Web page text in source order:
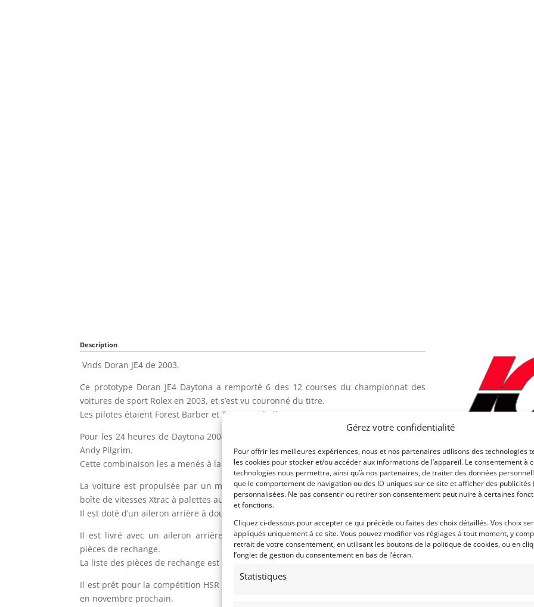
Gérez votre confidentialité
Pour offrir les meilleures expériences, nous et nos partenaires utilisons des technologies
les cookies pour stocker et/ou accéder aux informations de l’appareil. Le consentement à
technologies nous permettra, ainsi qu’à nos partenaires, de traiter des données
que le comportement de navigation ou des ID uniques sur ce site et afficher des publicités
personnalisées. Ne pas consentir ou retirer son consentement peut nuire à certaines
et fonctions.
Cliquez ci-dessous pour accepter ce qui précède ou faites des choix détaillés. Vos choix
appliqués uniquement à ce site. Vous pouvez modifier vos réglages à tout moment, y
retrait de votre consentement, en utilisant les boutons de la politique de cookies, ou en
l’onglet de gestion du consentement en bas de l’écran.
Statistiques
Description
Vnds Doran JE4 de 2003.
Ce prototype Doran JE4 Daytona a remporté 6 des 12 courses du championnat des
voitures de sport Rolex en 2003, et s’est vu couronné du titre.
Les pilotes étaient Forest Barber et Terry Borcheller.
Pour les 24 heures de Daytona 2004, ils ont ajouté les talents de Christian Fitipaldi et
Andy Pilgrim.
Cette combinaison les a menés à la victoire dans la célèbre course d’endurance.
La voiture est propulsée par un moteur Chevrolet LS construit par Katech avec une
boîte de vitesses Xtrac à palettes au volant.
Il est doté d’un aileron arrière à double plan.
Il est livré avec un aileron arrière monoplan, 2 jeux de roues et un ensemble de
pièces de rechange.
La liste des pièces de rechange est disponible sur demande.
Il est prêt pour la compétition HSR et SVRA. Il apparaîtra au HSR Daytona 24hr Classic
en novembre prochain.
Voir les 69 annonces de
Publié: 17 septembre 2025
Eligibilités :